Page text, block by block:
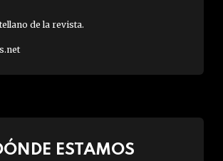
de la revista.
ESTAMOS